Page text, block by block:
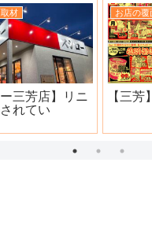
材
ール ニュー宝
お店の覆
地元本